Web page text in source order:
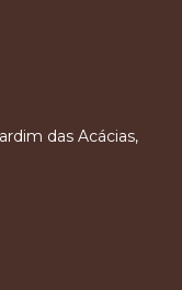
das Acácias,